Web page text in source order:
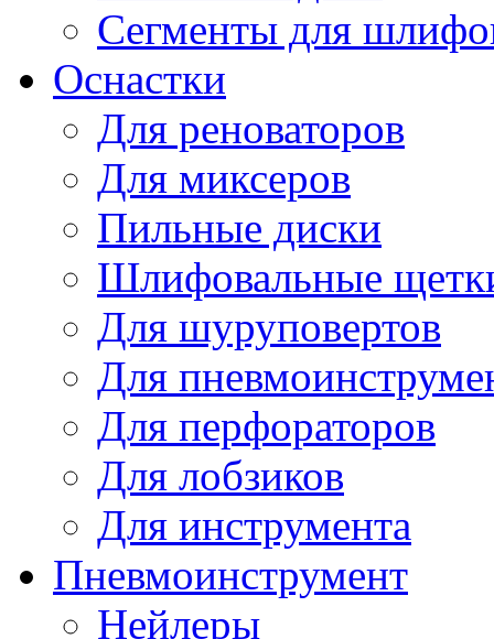
Сегменты для
Оснастки
Для реноваторов
Для миксеров
Пильные диски
Шлифовальные
Для шуруповертов
Для
Для перфораторов
Для лобзиков
Для инструмента
Пневмоинструмент
Нейлеры